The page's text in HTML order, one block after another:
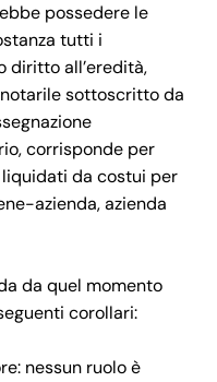
possedere le
tutti i
diritto all’eredità,
sottoscritto da
corrisponde per
da costui per
azienda, azienda
da quel momento
corollari:
nessun ruolo è